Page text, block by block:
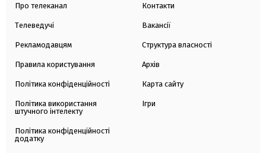
Про телеканал
Телеведучі
Рекламодавцям
Правила користування
Політика конфіденційності
Політика використання
штучного інтелекту
Політика конфіденційності
додатку
Контакти
Вакансії
Структура власності
Архів
Карта сайту
Ігри